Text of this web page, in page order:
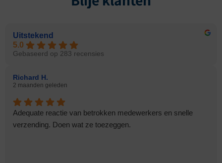
Uitstekend
5.0
Gebaseerd op 283 recensies
Richard H.
2 maanden geleden
Adequate reactie van betrokken medewerkers en snelle
verzending. Doen wat ze toezeggen.